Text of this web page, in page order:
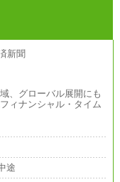
、グローバル展開にも
ィナンシャル・タイム
途